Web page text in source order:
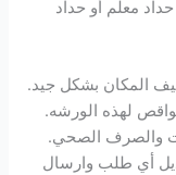
معلم أو حداد
المكان بشكل جيد.
لهذه الورشه.
والصرف الصحي.
أي طلب وارسال